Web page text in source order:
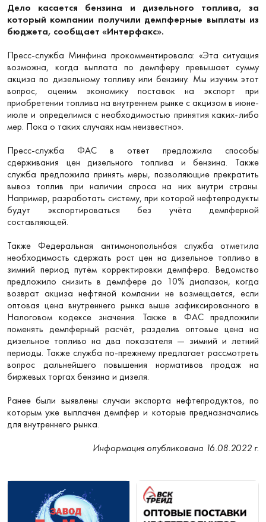
Дело касается бензина и дизельного топлива, за
который компании получили демпферные выплаты из
бюджета, сообщает «Интерфакс».
Пресс-служба Минфина прокомментировала: «Эта ситуация
возможна, когда выплата по демпферу превышает сумму
акциза по дизельному топливу или бензину. Мы изучим этот
вопрос, оценим экономику поставок на экспорт при
приобретении топлива на внутреннем рынке с акцизом в июне-
июле и определимся с необходимостью принятия каких-либо
мер. Пока о таких случаях нам неизвестно».
Пресс-служба ФАС в ответ предложила способы
сдерживания цен дизельного топлива и бензина. Также
служба предложила принять меры, позволяющие прекратить
вывоз топлив при наличии спроса на них внутри страны.
Например, разработать систему, при которой нефтепродукты
будут экспортироваться без учёта демпферной
составляющей.
Также Федеральная антимонопольн6ая служба отметила
необходимость сдержать рост цен на дизельное топливо в
зимний период путём корректировки демпфера. Ведомство
предложило снизить в демпфере до 10% диапазон, когда
возврат акциза нефтяной компании не возмещается, если
оптовая цена внутреннего рынка выше зафиксированного в
Налоговом кодексе значения. Также в ФАС предложили
поменять демпферный расчёт, разделив оптовые цена на
дизельное топливо на два показателя — зимний и летний
периоды. Также служба по-прежнему предлагает рассмотреть
вопрос дальнейшего повышения нормативов продаж на
биржевых торгах бензина и дизеля.
Ранее были выявлены случаи экспорта нефтепродуктов, по
которым уже выплачен демпфер и которые предназначались
для внутреннего рынка.
Информация опубликована 16.08.2022 г.